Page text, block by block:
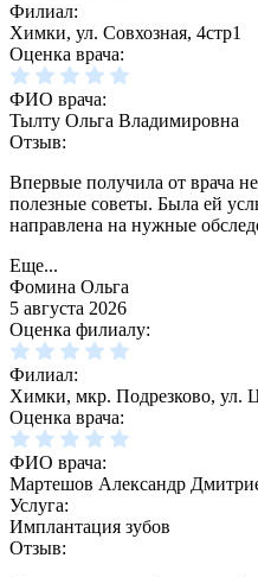
Филиал:
Химки, ул. Совхозная, 4стр1
Оценка врача:
ФИО врача:
Тылту Ольга Владимировна
Отзыв:
Впервые получила от врача
полезные советы. Была ей
направлена на нужные
Еще...
Фомина Ольга
5 августа 2026
Оценка филиалу:
Филиал:
Химки, мкр. Подрезково, ул.
Оценка врача:
ФИО врача:
Мартешов Александр
Услуга:
Имплантация зубов
Отзыв: